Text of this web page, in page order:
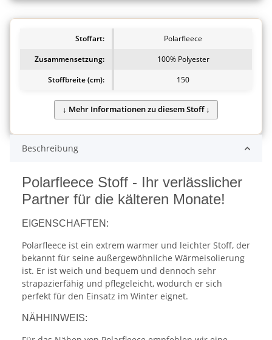
Stoffart:
Polarfleece
Zusammensetzung:
100% Polyester
Stoffbreite (cm):
150
Beschreibung
Polarfleece Stoff - Ihr verlässlicher
Partner für die kälteren Monate!
EIGENSCHAFTEN:
Polarfleece ist ein extrem warmer und leichter Stoff, der
bekannt für seine außergewöhnliche Wärmeisolierung
ist. Er ist weich und bequem und dennoch sehr
strapazierfähig und pflegeleicht, wodurch er sich
perfekt für den Einsatz im Winter eignet.
NÄHHINWEIS: